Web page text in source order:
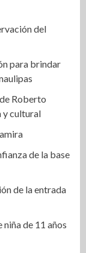
del
para brindar
Roberto
y cultural
de la base
de la entrada
de 11 años